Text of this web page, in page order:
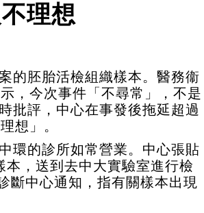
理想
的胚胎活檢組織樣本。醫務衞
，今次事件「不尋常」，不是
批評，中心在事發後拖延超過
想」。
環的診所如常營業。中心張貼
，送到去中大實驗室進行檢
斷中心通知，指有關樣本出現